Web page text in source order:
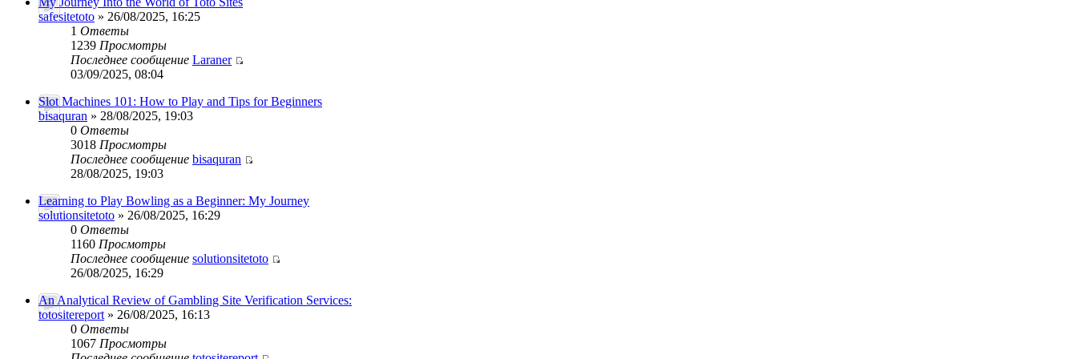
safesitetoto » 26/08/2025, 16:25
1 Ответы
1239 Просмотры
Последнее сообщение Laraner
03/09/2025, 08:04
Slot Machines 101: How to Play and Tips for Beginners
bisaquran » 28/08/2025, 19:03
0 Ответы
3018 Просмотры
Последнее сообщение bisaquran
28/08/2025, 19:03
Learning to Play Bowling as a Beginner: My Journey
solutionsitetoto » 26/08/2025, 16:29
0 Ответы
1160 Просмотры
Последнее сообщение solutionsitetoto
26/08/2025, 16:29
An Analytical Review of Gambling Site Verification Services:
totositereport » 26/08/2025, 16:13
0 Ответы
1067 Просмотры